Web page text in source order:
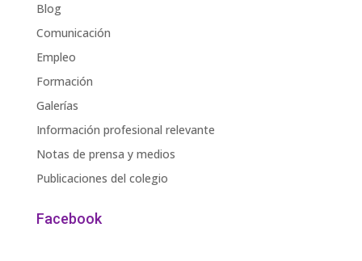
Blog
Comunicación
Empleo
Formación
Galerías
Información profesional relevante
Notas de prensa y medios
Publicaciones del colegio
Facebook